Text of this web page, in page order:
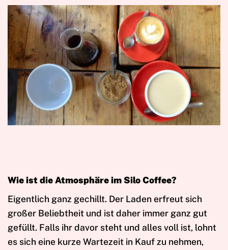
Wie ist die Atmosphäre im Silo Coffee?
Eigentlich ganz gechillt. Der Laden erfreut sich
großer Beliebtheit und ist daher immer ganz gut
gefüllt. Falls ihr davor steht und alles voll ist, lohnt
es sich eine kurze Wartezeit in Kauf zu nehmen,